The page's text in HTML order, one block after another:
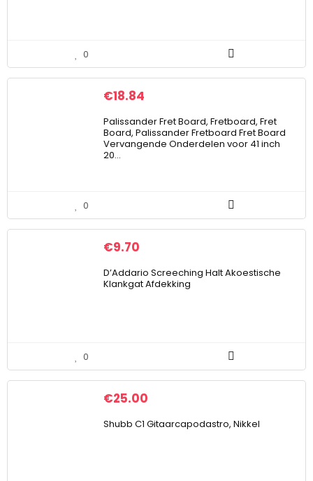
0
€18.84
Palissander Fret Board, Fretboard, Fret
Board, Palissander Fretboard Fret Board
Vervangende Onderdelen voor 41 inch
20…
0
€9.70
D’Addario Screeching Halt Akoestische
Klankgat Afdekking
0
€25.00
Shubb C1 Gitaarcapodastro, Nikkel